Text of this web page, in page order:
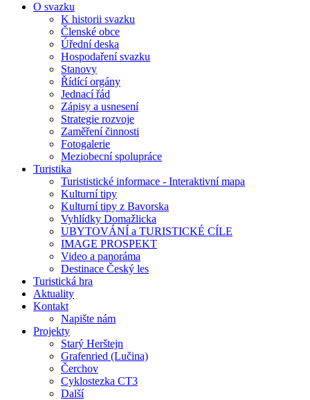
O svazku
K historii svazku
Členské obce
Úřední deska
Hospodaření svazku
Stanovy
Řídící orgány
Jednací řád
Zápisy a usnesení
Strategie rozvoje
Zaměření činnosti
Fotogalerie
Meziobecní spolupráce
Turistika
Turististické informace - Interaktivní mapa
Kulturní tipy
Kulturní tipy z Bavorska
Vyhlídky Domažlicka
UBYTOVÁNÍ a TURISTICKÉ CÍLE
IMAGE PROSPEKT
Video a panoráma
Destinace Český les
Turistická hra
Aktuality
Kontakt
Napište nám
Projekty
Starý Herštejn
Grafenried (Lučina)
Čerchov
Cyklostezka CT3
Další